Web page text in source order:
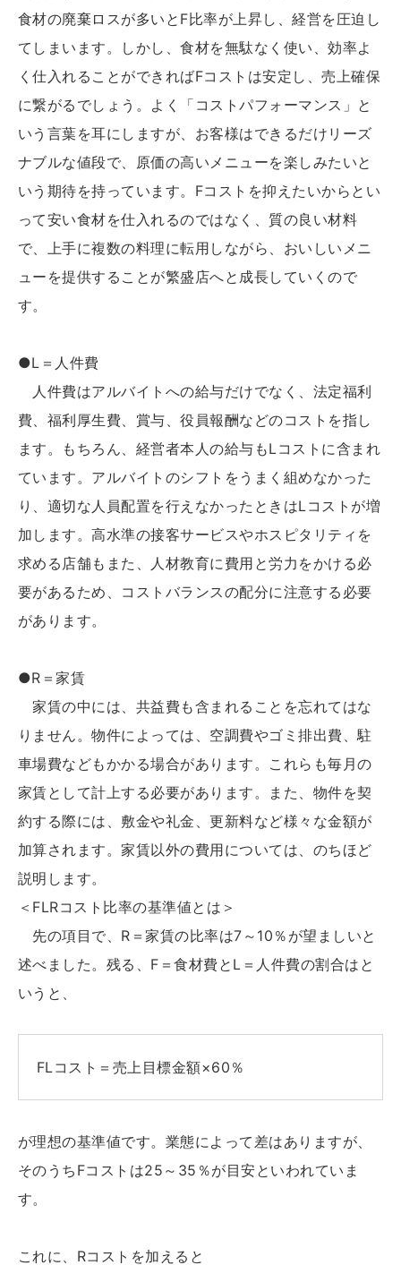
食材の廃棄ロスが多いとF比率が上昇し、経営を圧迫し
てしまいます。しかし、食材を無駄なく使い、効率よ
く仕入れることができればFコストは安定し、売上確保
に繋がるでしょう。よく「コストパフォーマンス」と
いう言葉を耳にしますが、お客様はできるだけリーズ
ナブルな値段で、原価の高いメニューを楽しみたいと
いう期待を持っています。Fコストを抑えたいからとい
って安い食材を仕入れるのではなく、質の良い材料
で、上手に複数の料理に転用しながら、おいしいメニ
ューを提供することが繁盛店へと成長していくので
す。
●L＝人件費
人件費はアルバイトへの給与だけでなく、法定福利
費、福利厚生費、賞与、役員報酬などのコストを指し
ます。もちろん、経営者本人の給与もLコストに含まれ
ています。アルバイトのシフトをうまく組めなかった
り、適切な人員配置を行えなかったときはLコストが増
加します。高水準の接客サービスやホスピタリティを
求める店舗もまた、人材教育に費用と労力をかける必
要があるため、コストバランスの配分に注意する必要
があります。
●R＝家賃
家賃の中には、共益費も含まれることを忘れてはな
りません。物件によっては、空調費やゴミ排出費、駐
車場費などもかかる場合があります。これらも毎月の
家賃として計上する必要があります。また、物件を契
約する際には、敷金や礼金、更新料など様々な金額が
加算されます。家賃以外の費用については、のちほど
説明します。
＜FLRコスト比率の基準値とは＞
先の項目で、R＝家賃の比率は7～10％が望ましいと
述べました。残る、F＝食材費とL＝人件費の割合はと
いうと、
FLコスト＝売上目標金額×60％
が理想の基準値です。業態によって差はありますが、
そのうちFコストは25～35％が目安といわれていま
す。
これに、Rコストを加えると